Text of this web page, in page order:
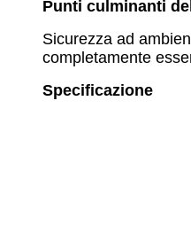
Punti culminanti
Sicurezza ad
completamente
Specificazione